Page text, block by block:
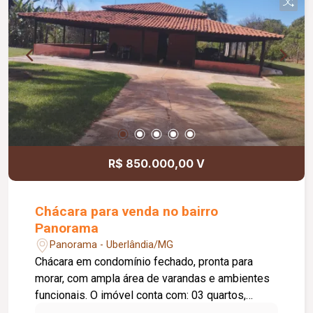
R$ 850.000,00 V
Chácara para venda no bairro
Panorama
Panorama - Uberlândia/MG
Chácara em condomínio fechado, pronta para
morar, com ampla área de varandas e ambientes
funcionais. O imóvel conta com: 03 quartos,